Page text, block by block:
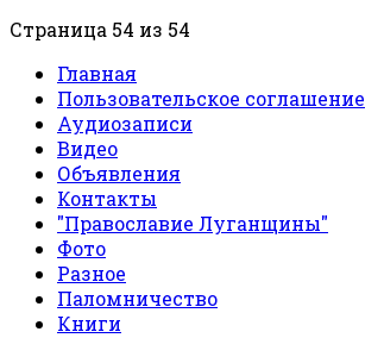
Страница 54 из 54
Главная
Пользовательское соглашение
Аудиозаписи
Видео
Объявления
Контакты
"Православие Луганщины"
Фото
Разное
Паломничество
Книги